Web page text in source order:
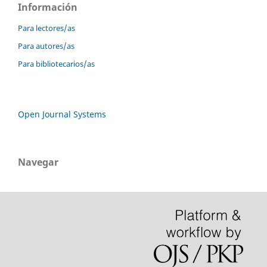
Información
Para lectores/as
Para autores/as
Para bibliotecarios/as
Open Journal Systems
Navegar